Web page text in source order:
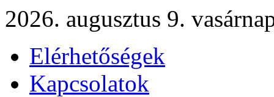
2026. augusztus 9.
Elérhetőségek
Kapcsolatok